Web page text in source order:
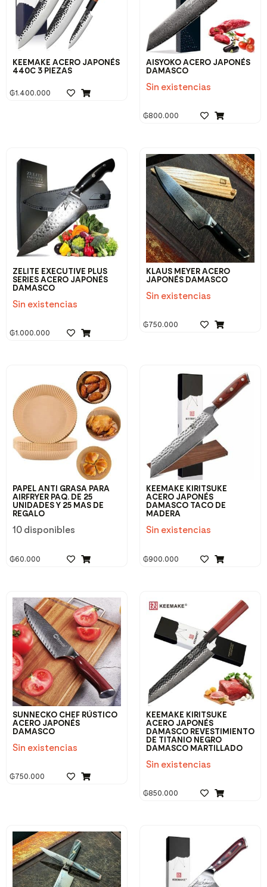
KEEMAKE ACERO JAPONÉS
440C 3 PIEZAS
₲1.400.000
AISYOKO ACERO JAPONÉS
DAMASCO
Sin existencias
₲800.000
ZELITE EXECUTIVE PLUS
SERIES ACERO JAPONÉS
DAMASCO
Sin existencias
₲1.000.000
KLAUS MEYER ACERO
JAPONÉS DAMASCO
Sin existencias
₲750.000
PAPEL ANTI GRASA PARA
AIRFRYER PAQ. DE 25
UNIDADES Y 25 MAS DE
REGALO
10 disponibles
₲60.000
KEEMAKE KIRITSUKE
ACERO JAPONÉS
DAMASCO TACO DE
MADERA
Sin existencias
₲900.000
SUNNECKO CHEF RÚSTICO
ACERO JAPONÉS
DAMASCO
Sin existencias
₲750.000
KEEMAKE KIRITSUKE
ACERO JAPONÉS
DAMASCO REVESTIMIENTO
DE TITANIO NEGRO
DAMASCO MARTILLADO
Sin existencias
₲850.000